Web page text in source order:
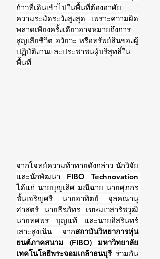
ก้าวที่เดินเข้าไปในพื้นที่ต้องอาศัย
ความระมัดระวังสูงสุด เพราะความผิด
พลาดเพียงครั้งเดียวอาจหมายถึงการ
สูญเสียชีวิต อวัยวะ หรือทรัพย์สินของผู้
ปฏิบัติงานและประชาชนผู้บริสุทธิ์ใน
พื้นที่
จากโจทย์ความท้าทายดังกล่าว นักวิจัย
และนักพัฒนา FIBO Technovation
ได้แก่ นายบุญเลิศ มณีฉาย นายศุภกร
ชั้นเจริญศรี นายอาทิตย์ จุลคณานุ
ศาสตร์ นายธีรภัทร เขษมเวสารัชวุฒิ
นายทศพร บุญแท้ และนายอิสรินทร์
เสาะสูงเนิน จากสถาบันวิทยาการหุ่น
ยนต์ภาคสนาม (FIBO) มหาวิทยาลัย
เทคโนโลยีพระจอมเกล้าธนบุรี ร่วมกัน